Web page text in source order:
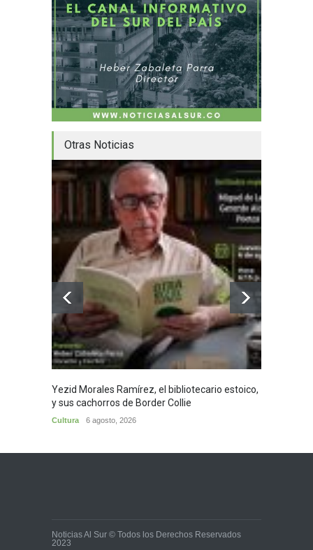
Otras Noticias
Yezid Morales Ramírez, el bibliotecario estoico,
y sus cachorros de Border Collie
Cultura 6 agosto, 2026
Noticias Al Sur © Todos los Derechos Reservados
2023